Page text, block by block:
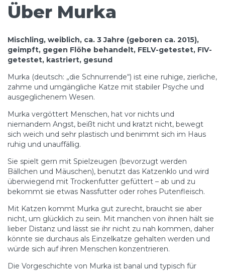
Über Murka
Mischling, weiblich, ca. 3 Jahre (geboren ca. 2015),
geimpft, gegen Flöhe behandelt, FELV-getestet, FIV-
getestet, kastriert, gesund
Murka (deutsch: „die Schnurrende“) ist eine ruhige, zierliche,
zahme und umgängliche Katze mit stabiler Psyche und
ausgeglichenem Wesen.
Murka vergöttert Menschen, hat vor nichts und
niemandem Angst, beißt nicht und kratzt nicht, bewegt
sich weich und sehr plastisch und benimmt sich im Haus
ruhig und unauffällig.
Sie spielt gern mit Spielzeugen (bevorzugt werden
Bällchen und Mäuschen), benutzt das Katzenklo und wird
überwiegend mit Trockenfutter gefüttert – ab und zu
bekommt sie etwas Nassfutter oder rohes Putenfleisch.
Mit Katzen kommt Murka gut zurecht, braucht sie aber
nicht, um glücklich zu sein. Mit manchen von ihnen hält sie
lieber Distanz und lässt sie ihr nicht zu nah kommen, daher
könnte sie durchaus als Einzelkatze gehalten werden und
würde sich auf ihren Menschen konzentrieren.
Die Vorgeschichte von Murka ist banal und typisch für